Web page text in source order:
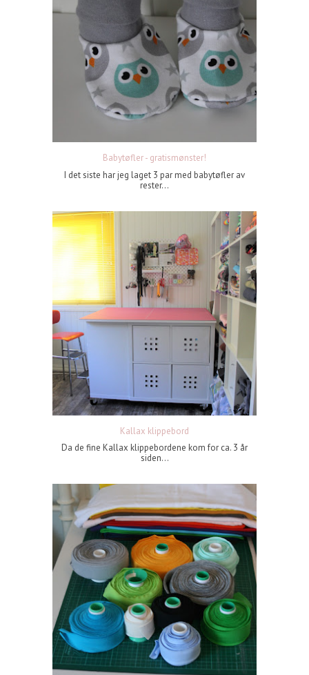
Babytøfler - gratismønster!
I det siste har jeg laget 3 par med babytøfler av
rester...
Kallax klippebord
Da de fine Kallax klippebordene kom for ca. 3 år
siden...